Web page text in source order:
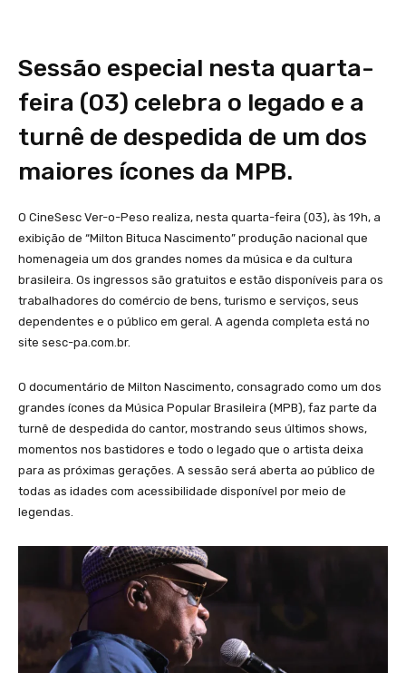
Sessão especial nesta quarta-
feira (03) celebra o legado e a
turnê de despedida de um dos
maiores ícones da MPB.
O CineSesc Ver-o-Peso realiza, nesta quarta-feira (03), às 19h, a
exibição de “Milton Bituca Nascimento” produção nacional que
homenageia um dos grandes nomes da música e da cultura
brasileira. Os ingressos são gratuitos e estão disponíveis para os
trabalhadores do comércio de bens, turismo e serviços, seus
dependentes e o público em geral. A agenda completa está no
site sesc-pa.com.br.
O documentário de Milton Nascimento, consagrado como um dos
grandes ícones da Música Popular Brasileira (MPB), faz parte da
turnê de despedida do cantor, mostrando seus últimos shows,
momentos nos bastidores e todo o legado que o artista deixa
para as próximas gerações. A sessão será aberta ao público de
todas as idades com acessibilidade disponível por meio de
legendas.